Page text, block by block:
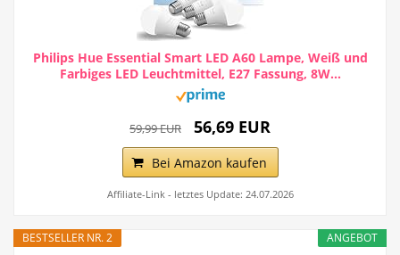
Philips Hue Essential Smart LED A60 Lampe, Weiß und
Farbiges LED Leuchtmittel, E27 Fassung, 8W...
59,99 EUR 56,69 EUR
Bei Amazon kaufen
Affiliate-Link - letztes Update: 24.07.2026
ANGEBOT
BESTSELLER NR. 2